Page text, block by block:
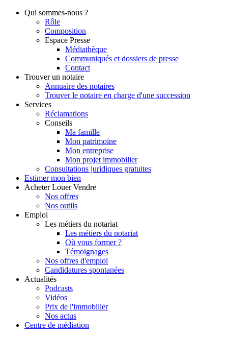
Qui sommes-nous ?
Rôle
Composition
Espace Presse
Médiathèque
Communiqués et dossiers de presse
Contact
Trouver un notaire
Annuaire des notaires
Trouver le notaire en charge d'une succession
Services
Réclamations
Conseils
Ma famille
Mon patrimoine
Mon entreprise
Mon projet immobilier
Consultations juridiques gratuites
Estimer mon bien
Acheter Louer Vendre
Nos offres
Nos outils
Emploi
Les métiers du notariat
Les métiers du notariat
Où vous former ?
Témoignages
Nos offres d'emploi
Candidatures spontanées
Actualités
Podcasts
Vidéos
Prix de l'immobilier
Nos actus
Centre de médiation